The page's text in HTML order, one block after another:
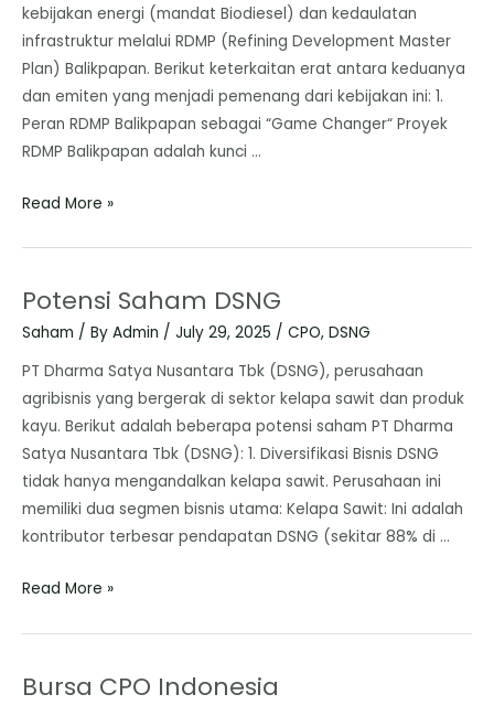
kebijakan energi (mandat Biodiesel) dan kedaulatan
infrastruktur melalui RDMP (Refining Development Master
Plan) Balikpapan. ​Berikut keterkaitan erat antara keduanya
dan emiten yang menjadi pemenang dari kebijakan ini: ​1.
Peran RDMP Balikpapan sebagai “Game Changer“ ​Proyek
RDMP Balikpapan adalah kunci …
Read More »
Potensi Saham DSNG
Saham / By Admin / July 29, 2025 / CPO, DSNG
​PT Dharma Satya Nusantara Tbk (DSNG), perusahaan
agribisnis yang bergerak di sektor kelapa sawit dan produk
kayu. ​Berikut adalah beberapa potensi saham PT Dharma
Satya Nusantara Tbk (DSNG): ​1. Diversifikasi Bisnis ​DSNG
tidak hanya mengandalkan kelapa sawit. Perusahaan ini
memiliki dua segmen bisnis utama: ​Kelapa Sawit: Ini adalah
kontributor terbesar pendapatan DSNG (sekitar 88% di …
Read More »
Bursa CPO Indonesia